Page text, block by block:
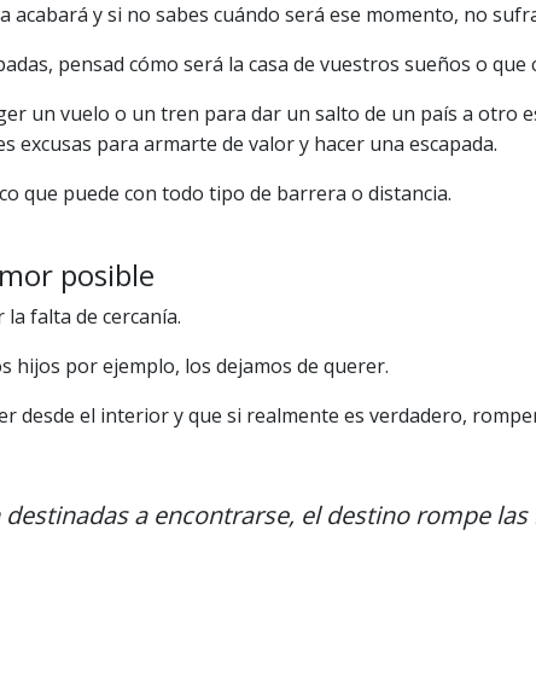
acabará y si no sabes cuándo será ese momento, no
pensad cómo será la casa de vuestros sueños o
un vuelo o un tren para dar un salto de un país a otro
excusas para armarte de valor y hacer una escapada.
que puede con todo tipo de barrera o distancia.
posible
falta de cercanía.
hijos por ejemplo, los dejamos de querer.
desde el interior y que si realmente es verdadero,
a encontrarse, el destino rompe